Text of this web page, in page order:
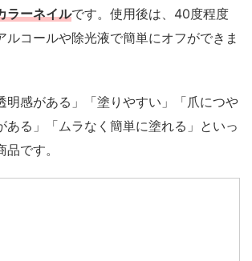
ラーネイルです。使用後は、40度程度
ルコールや除光液で簡単にオフができま
明感がある」「塗りやすい」「爪につや
ある」「ムラなく簡単に塗れる」といっ
です。